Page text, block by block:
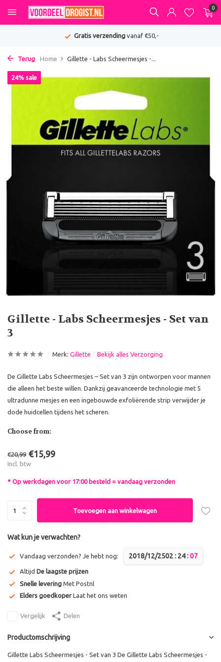
0
Gratis verzendingvanaf €50,-
Terug Home Gillette - Labs Scheermesjes -...
Gillette - Labs Scheermesjes - Set van
3
24% sale
Merk: Gillette Bekijk alles Verzorging
De Gillette Labs Scheermesjes – Set van 3 zijn ontworpen voor mannen
die alleen het beste willen. Dankzij geavanceerde technologie met 5
ultradunne mesjes en een ingebouwde exfoliërende strip verwijder je
dode huidcellen tijdens het scheren.
Choose from:
€20,99 €15,99
Incl. btw
* Op werkdagen voor 17:00 besteld = vandaag verzonden
Toevoegen aan winkelwagen
Wat kun je verwachten?
Vandaag verzonden? Je hebt nog: 2018/12/2502: 24:06
Altijd De laagste prijzen
Snelle levering Met Postnl
Elders goedkoper Laat het ons weten
Vergelijk Delen
Productomschrijving
Gillette Labs Scheermesjes - Set van 3 De Gillette Labs Scheermesjes -